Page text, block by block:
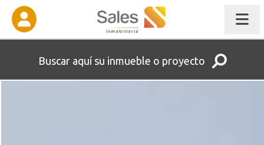
Buscar aquí su inmueble o proyecto